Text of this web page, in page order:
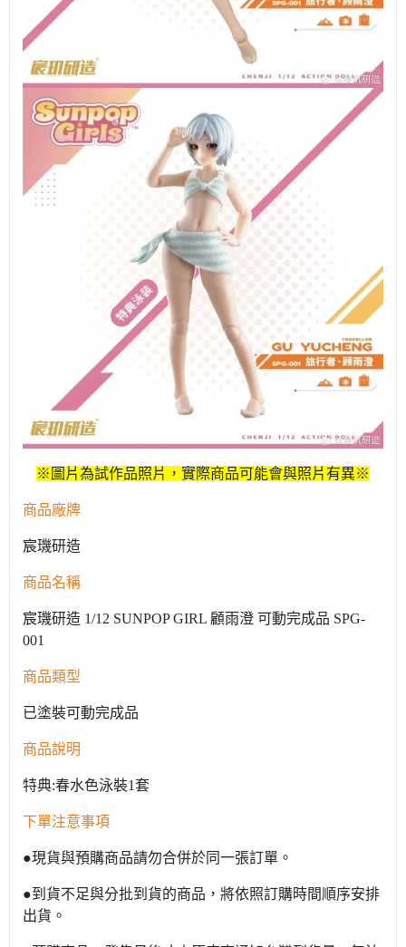
※圖片為試作品照片，實際商品可能會與照片有異※
商品廠牌
宸璣研造
商品名稱
宸璣研造 1/12 SUNPOP GIRL 顧雨澄 可動完成品 SPG-
001
商品類型
已塗裝可動完成品
商品說明
特典:春水色泳裝1套
下單注意事項
●現貨與預購商品請勿合併於同一張訂單。
●到貨不足與分批到貨的商品，將依照訂購時間順序安排
出貨。